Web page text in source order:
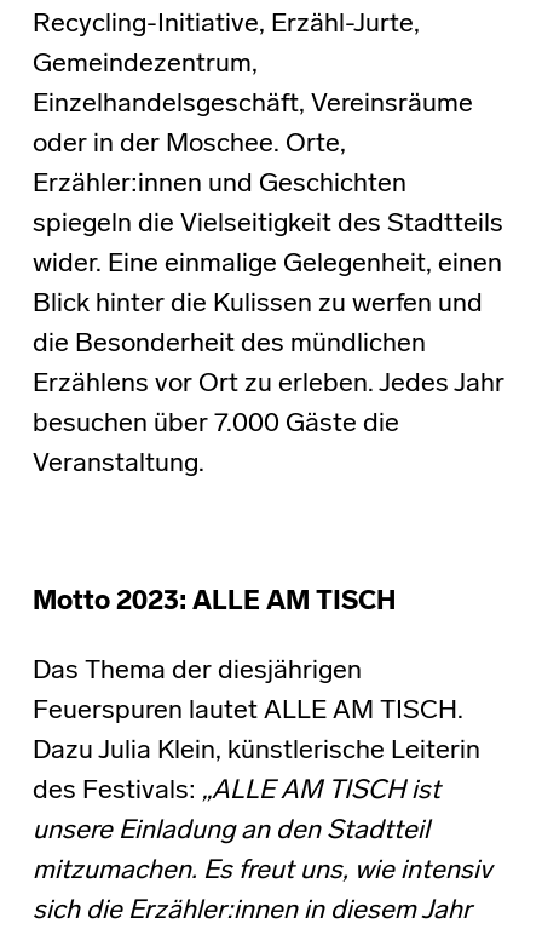
Recycling-Initiative, Erzähl-Jurte,
Gemeindezentrum,
Einzelhandelsgeschäft, Vereinsräume
oder in der Moschee. Orte,
Erzähler:innen und Geschichten
spiegeln die Vielseitigkeit des Stadtteils
wider. Eine einmalige Gelegenheit, einen
Blick hinter die Kulissen zu werfen und
die Besonderheit des mündlichen
Erzählens vor Ort zu erleben. Jedes Jahr
besuchen über 7.000 Gäste die
Veranstaltung.
Motto 2023: ALLE AM TISCH
Das Thema der diesjährigen
Feuerspuren lautet ALLE AM TISCH.
Dazu Julia Klein, künstlerische Leiterin
des Festivals: „ALLE AM TISCH ist
unsere Einladung an den Stadtteil
mitzumachen. Es freut uns, wie intensiv
sich die Erzähler:innen in diesem Jahr